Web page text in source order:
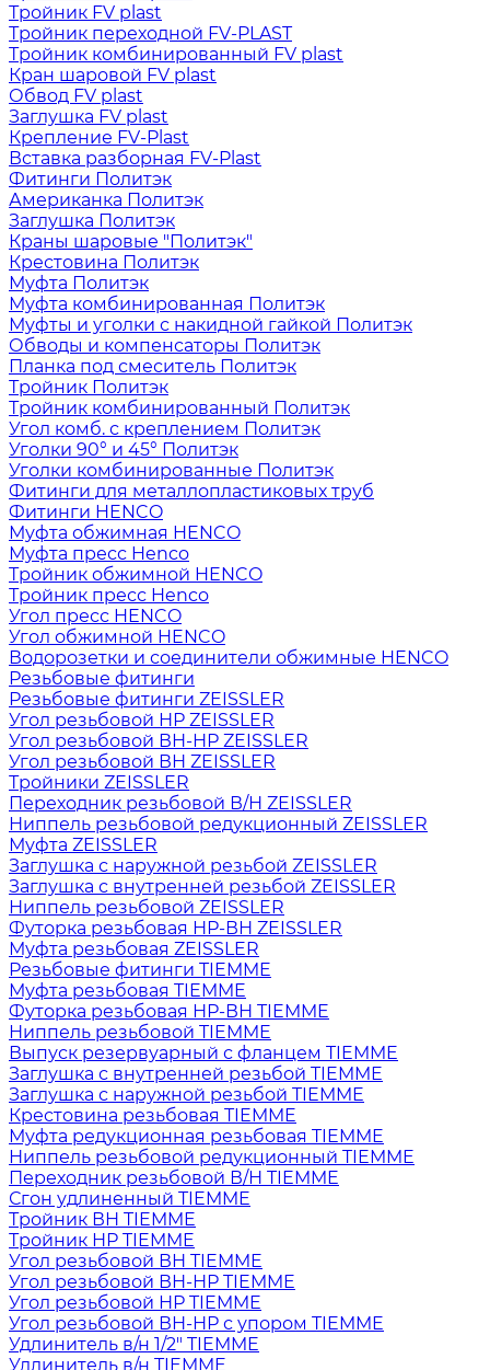
Тройник FV plast
Тройник переходной FV-PLAST
Тройник комбинированный FV plast
Кран шаровой FV plast
Обвод FV plast
Заглушка FV plast
Крепление FV-Plast
Вставка разборная FV-Plast
Фитинги Политэк
Американка Политэк
Заглушка Политэк
Краны шаровые "Политэк"
Крестовина Политэк
Муфта Политэк
Муфта комбинированная Политэк
Муфты и уголки с накидной гайкой Политэк
Обводы и компенсаторы Политэк
Планка под смеситель Политэк
Тройник Политэк
Тройник комбинированный Политэк
Угол комб. с креплением Политэк
Уголки 90° и 45° Политэк
Уголки комбинированные Политэк
Фитинги для металлопластиковых труб
Фитинги HENCO
Муфта обжимная HENCO
Муфта пресс Henco
Тройник обжимной HENCO
Тройник пресс Henco
Угол пресс HENCO
Угол обжимной HENCO
Водорозетки и соединители обжимные HENCO
Резьбовые фитинги
Резьбовые фитинги ZEISSLER
Угол резьбовой НР ZEISSLER
Угол резьбовой ВН-НР ZEISSLER
Угол резьбовой ВН ZEISSLER
Тройники ZEISSLER
Переходник резьбовой В/Н ZEISSLER
Ниппель резьбовой редукционный ZEISSLER
Муфта ZEISSLER
Заглушка с наружной резьбой ZEISSLER
Заглушка с внутренней резьбой ZEISSLER
Ниппель резьбовой ZEISSLER
Футорка резьбовая НР-ВН ZEISSLER
Муфта резьбовая ZEISSLER
Резьбовые фитинги TIEMME
Муфта резьбовая TIEMME
Футорка резьбовая НР-ВН TIEMME
Ниппель резьбовой TIEMME
Выпуск резервуарный с фланцем TIEMME
Заглушка с внутренней резьбой TIEMME
Заглушка с наружной резьбой TIEMME
Крестовина резьбовая TIEMME
Муфта редукционная резьбовая TIEMME
Ниппель резьбовой редукционный TIEMME
Переходник резьбовой В/Н TIEMME
Сгон удлиненный TIEMME
Тройник ВН TIEMME
Тройник НР TIEMME
Угол резьбовой ВН TIEMME
Угол резьбовой ВН-НР TIEMME
Угол резьбовой НР TIEMME
Угол резьбовой ВН-НР с упором TIEMME
Удлинитель в/н 1/2" TIEMME
Удлинитель в/н TIEMME